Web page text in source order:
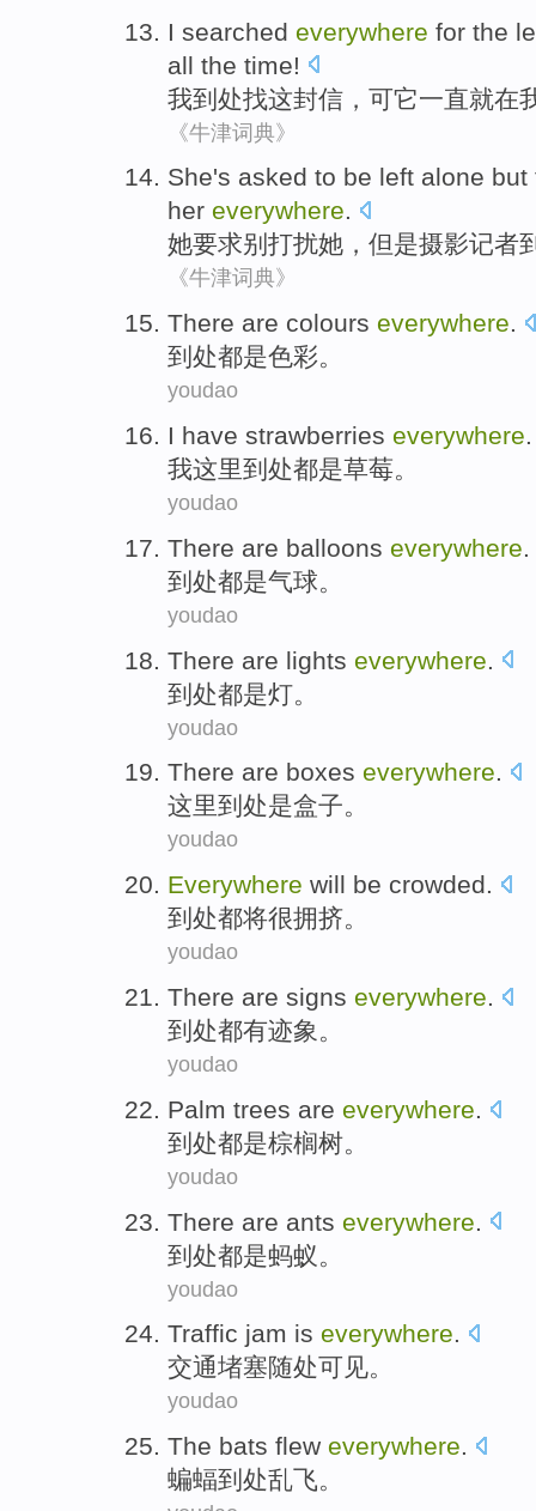
I searched everywhere for the
all the time!
我到处找这封信 ，可它一直就在
《牛津词典》
She's asked to be left alone but
her everywhere.
她要求别打扰她 ， 但是摄影记者
《牛津词典》
There are colours everywhere.
到处都是色彩。
youdao
I have strawberries everywhere.
我这里到处都是草莓。
youdao
There are balloons everywhere.
到处都是气球。
youdao
There are lights everywhere
到处都是灯。
youdao
There are boxes everywhere.
这里到处是盒子。
youdao
Everywhere will be crowded.
到处都将很拥挤。
youdao
There are signs everywhere.
到处都有迹象 。
youdao
Palm trees are everywhere.
到处都是棕榈树。
youdao
There are ants everywhere
到处都是蚂蚁 。
youdao
Traffic jam is everywhere.
交通堵塞随处可见。
youdao
The bats flew everywhere.
蝙蝠到处乱飞。